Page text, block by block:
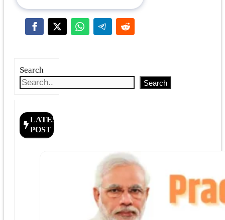
Search
Search
LATEST
POST